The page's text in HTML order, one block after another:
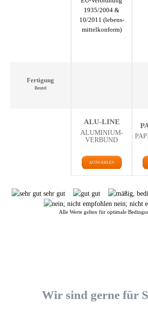
1935/2004 &
10/2011 (lebens­
mittel­konform)
Fertigung
Beutel
ALU-LINE
ALUMINIUM­
VERBUND
AUSWÄHLEN
sehr gut gut
nein; nicht
Alle Werte gelten für optimale
Wir sind gerne für